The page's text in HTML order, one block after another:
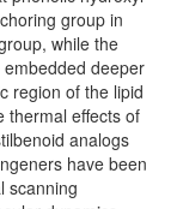
group in
while the
deeper
region of the lipid
thermal effects of
analogs
have been
scanning